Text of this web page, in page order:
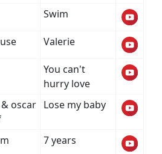
Swim
Valerie
You can't
hurry love
oscar Lose my baby
7 years